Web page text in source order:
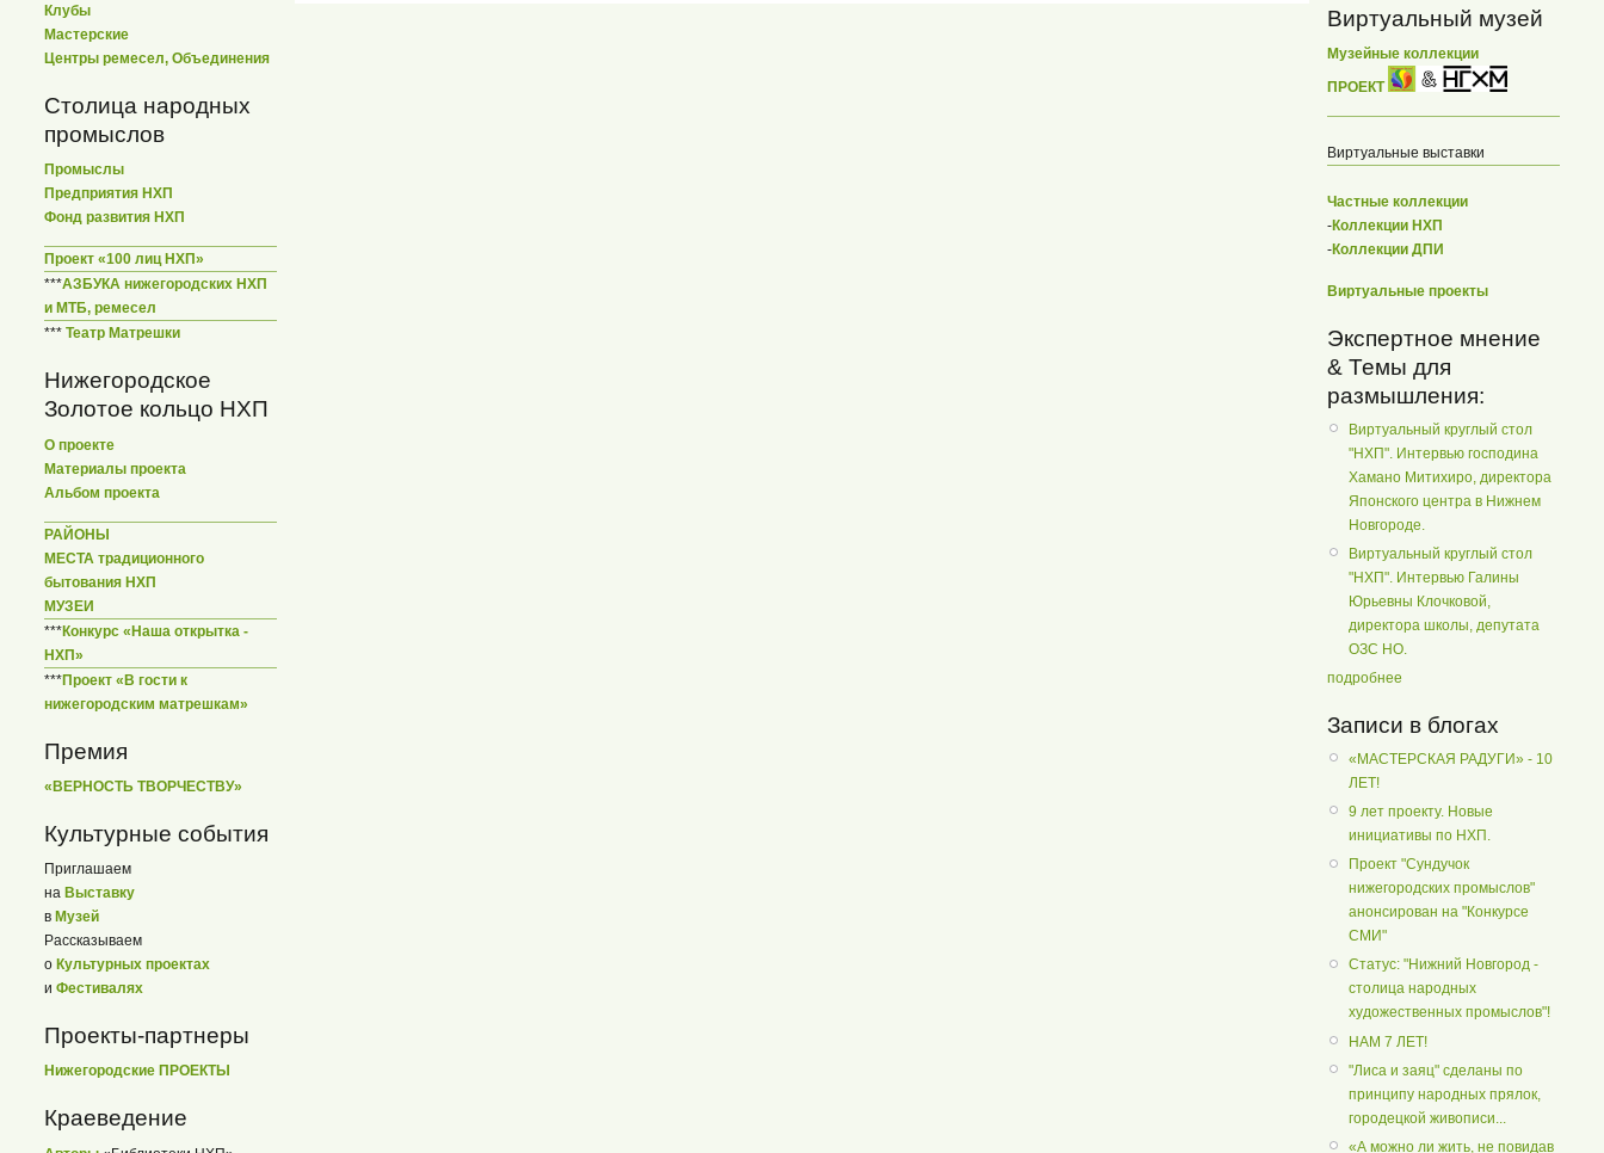
Клубы
Мастерские
Центры ремесел, Объединения
Столица народных
промыслов
Промыслы
Предприятия НХП
Фонд развития НХП
Проект «100 лиц НХП»
***АЗБУКА нижегородских НХП
и МТБ, ремесел
*** Театр Матрешки
Нижегородское
Золотое кольцо НХП
О проекте
Материалы проекта
Альбом проекта
РАЙОНЫ
МЕСТА традиционного
бытования НХП
МУЗЕИ
***Конкурс «Наша открытка -
НХП»
***Проект «В гости к
нижегородским матрешкам»
Премия
«ВЕРНОСТЬ ТВОРЧЕСТВУ»
Культурные события
Приглашаем
на Выставку
в Музей
Рассказываем
о Культурных проектах
и Фестивалях
Проекты-партнеры
Нижегородские ПРОЕКТЫ
Краеведение
Виртуальный музей
Музейные коллекции
ПРОЕКТ
Виртуальные выставки
Частные коллекции
-Коллекции НХП
-Коллекции ДПИ
Виртуальные проекты
Экспертное мнение
& Темы для
размышления:
Виртуальный круглый стол
"НХП". Интервью господина
Хамано Митихиро, директора
Японского центра в Нижнем
Новгороде.
Виртуальный круглый стол
"НХП". Интервью Галины
Юрьевны Клочковой,
директора школы, депутата
ОЗС НО.
подробнее
Записи в блогах
«МАСТЕРСКАЯ РАДУГИ» - 10
ЛЕТ!
9 лет проекту. Новые
инициативы по НХП.
Проект "Сундучок
нижегородских промыслов"
анонсирован на "Конкурсе
СМИ"
Статус: "Нижний Новгород -
столица народных
художественных промыслов"!
НАМ 7 ЛЕТ!
"Лиса и заяц" сделаны по
принципу народных прялок,
городецкой живописи...
«А можно ли жить, не повидав